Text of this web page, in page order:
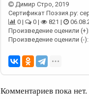
Димир Стро, 2019
Сертификат Поэзия.ру:
0 |
0 | 821 |
Произведение оценили (+):
Произведение оценили (-): []
Комментариев пока